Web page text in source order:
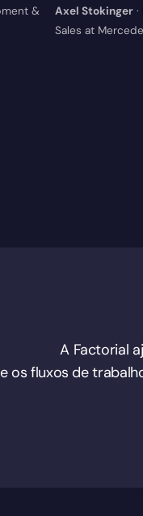
&
Axel Stokinger
Sales at
A Factorial
os fluxos de